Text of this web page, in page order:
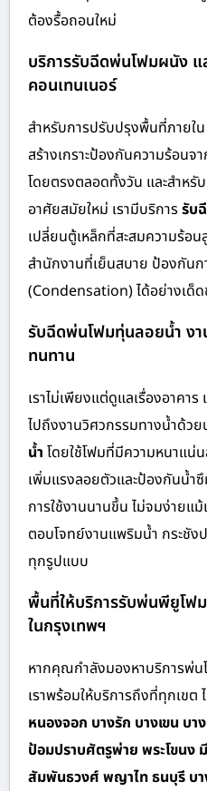
ต้องรื้อถอนใหม่
บริการรับฉีดพ่นโฟมผนัง แ
คอนเทนเนอร์
สำหรับการปรับปรุงพื้นที่ภายใ
สร้างเกราะป้องกันความร้อน
โดยตรงตลอดทั้งวัน และสำห
อาศัยสมัยใหม่ เรามีบริการรับ
เปลี่ยนตู้เหล็กที่สะสมความร้อ
สำนักงานที่เย็นสบาย ป้องกันก
(Condensation) ได้อย่างเด็ด
รับฉีดพ่นโฟมทุ่นลอยน้ำ ง
ทนทาน
เราไม่เพียงแต่ดูแลเรื่องอาคา
ไปถึงงานวิศวกรรมทางน้ำด้วย
น้ำ โดยใช้โฟมที่มีความหนาแน่
เพิ่มแรงลอยตัวและป้องกันน้ำ
การใช้งานนานขึ้น ไม่จมง่ายแ
ตอบโจทย์งานแพริมน้ำ กระชัง
ทุกรูปแบบ
พื้นที่ให้บริการรับพ่นพียูโฟ
ในกรุงเทพฯ
หากคุณกำลังมองหาบริการพ่น
เราพร้อมให้บริการถึงที่ทุกเขต
หนองจอก บางรัก บางเขน บา
ป้อมปราบศัตรูพ่าย พระโขนง
สัมพันธวงศ์ พญาไท ธนบุรี บ